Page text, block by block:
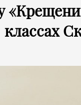
классах